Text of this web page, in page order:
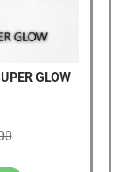
GLOW